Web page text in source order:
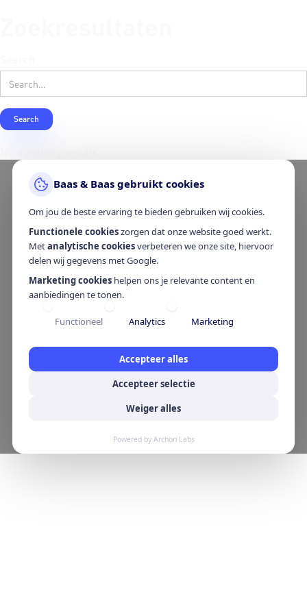
Baas & Baas gebruikt cookies
Om jou de beste ervaring te bieden gebruiken wij cookies.
Functionele cookieszorgen dat onze website goed werkt.
Metanalytische cookiesverbeteren we onze site, hiervoor
delen wij gegevens met Google.
Marketing cookieshelpen ons je relevante content en
aanbiedingen te tonen.
Functioneel Analytics Marketing
Accepteer alles
Accepteer selectie
Weiger alles
Powered by Archon Labs